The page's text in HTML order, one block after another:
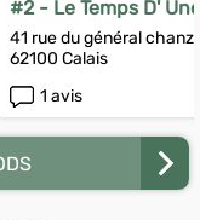
#2 - Le Temps D'
41 rue du général
62100 Calais
1 avis